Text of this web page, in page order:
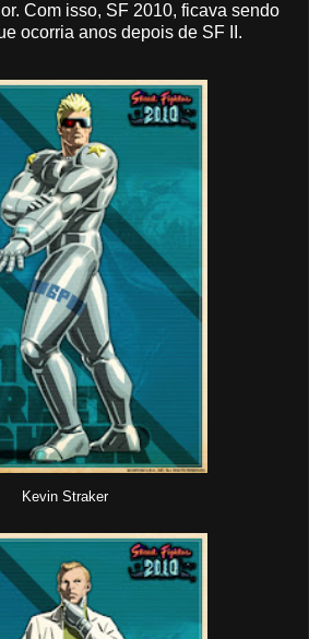
Com isso, SF 2010, ficava sendo
ocorria anos depois de SF II.
Kevin Straker